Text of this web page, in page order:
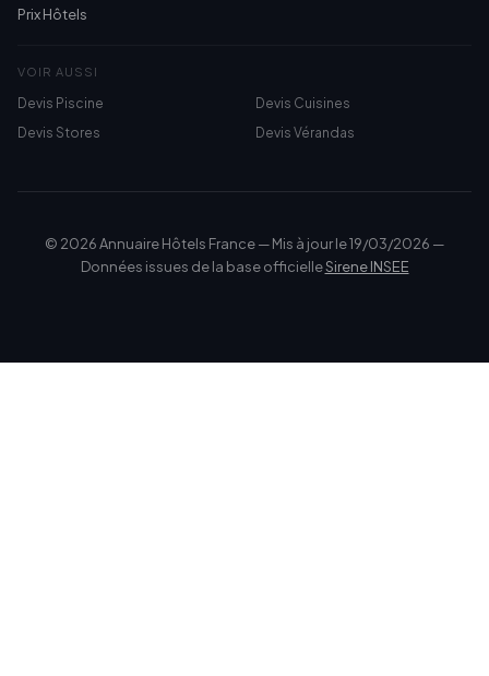
Prix Hôtels
VOIR AUSSI
Devis Piscine
Devis Cuisines
Devis Stores
Devis Vérandas
© 2026 Annuaire Hôtels France — Mis à jour le 19/03/2026 —
Données issues de la base officielleSirene INSEE